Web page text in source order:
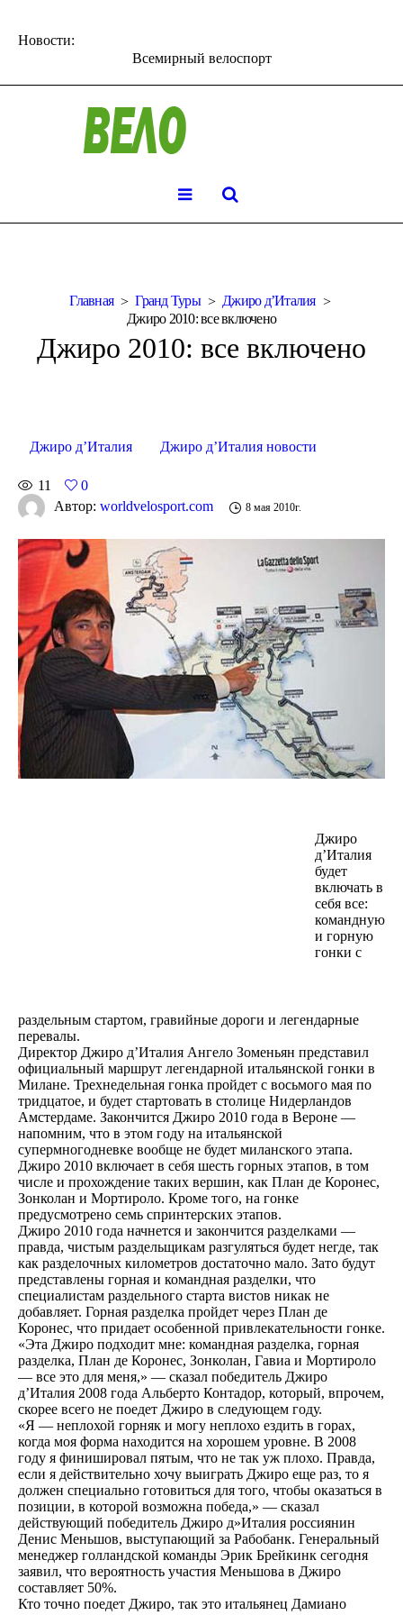
Новости:
Всемирный велоспорт
Главная Гранд Туры
Джиро д’Италия
Джиро 2010: все включено
Джиро 2010: все включено
Джиро д’Италия Джиро д’Италия новости
11
0
Автор: worldvelosport.com 8 мая 2010г.
Джиро
д’Италия
будет
включать в
себя все:
командную
и горную
гонки с
раздельным стартом, гравийные дороги и легендарные
перевалы.
Директор Джиро д’Италия Ангело Зоменьян представил
официальный маршрут легендарной итальянской гонки в
Милане. Трехнедельная гонка пройдет с восьмого мая по
тридцатое, и будет стартовать в столице Нидерландов
Амстердаме. Закончится Джиро 2010 года в Вероне —
напомним, что в этом году на итальянской
супермногодневке вообще не будет миланского этапа.
Джиро 2010 включает в себя шесть горных этапов, в том
числе и прохождение таких вершин, как План де Коронес,
Зонколан и Мортироло. Кроме того, на гонке
предусмотрено семь спринтерских этапов.
Джиро 2010 года начнется и закончится разделками —
правда, чистым раздельщикам разгуляться будет негде, так
как разделочных километров достаточно мало. Зато будут
представлены горная и командная разделки, что
специалистам раздельного старта вистов никак не
добавляет. Горная разделка пройдет через План де
Коронес, что придает особенной привлекательности гонке.
«Эта Джиро подходит мне: командная разделка, горная
разделка, План де Коронес, Зонколан, Гавиа и Мортироло
— все это для меня,» — сказал победитель Джиро
д’Италия 2008 года Альберто Контадор, который, впрочем,
скорее всего не поедет Джиро в следующем году.
«Я — неплохой горняк и могу неплохо ездить в горах,
когда моя форма находится на хорошем уровне. В 2008
году я финишировал пятым, что не так уж плохо. Правда,
если я действительно хочу выиграть Джиро еще раз, то я
должен специально готовиться для того, чтобы оказаться в
позиции, в которой возможна победа,» — сказал
действующий победитель Джиро д»Италия россиянин
Денис Меньшов, выступающий за Рабобанк. Генеральный
менеджер голландской команды Эрик Брейкинк сегодня
заявил, что вероятность участия Меньшова в Джиро
составляет 50%.
Кто точно поедет Джиро, так это итальянец Дамиано